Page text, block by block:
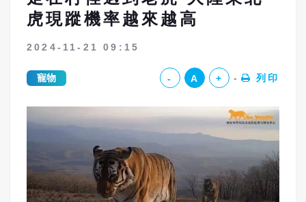
虎現蹤機率越來越高
2024-11-21 09:15
寵物 - A + 列印